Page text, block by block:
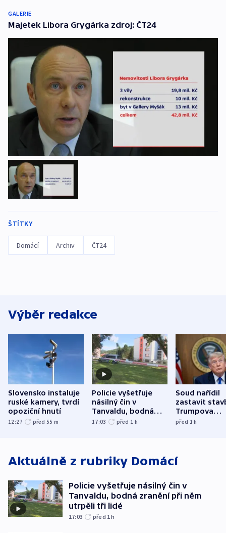
GALERIE
Majetek Libora Grygárka zdroj: ČT24
ŠTÍTKY
Domácí Archiv ČT24
Výběr redakce
Slovensko instaluje
ruské kamery, tvrdí
opoziční hnutí
12:27 před 55 m
Policie vyšetřuje
násilný čin v
Tanvaldu, bodná
zranění při něm
17:03 před 1 h
Soud nařídil
zastavit
Trumpova
tanečního
před 1h
Aktuálně z rubriky Domácí
Policie vyšetřuje násilný čin v
Tanvaldu, bodná zranění při něm
utrpěli tři lidé
17:03 před 1h